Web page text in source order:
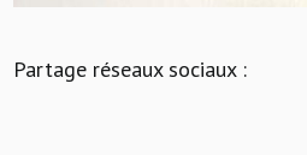
Partage réseaux sociaux :